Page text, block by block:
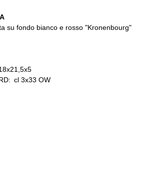
su fondo bianco e rosso "Kronenbourg"
cl 3x33 OW